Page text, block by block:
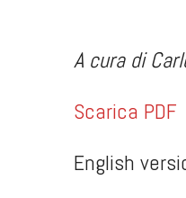
A cura di
Scarica PDF
English